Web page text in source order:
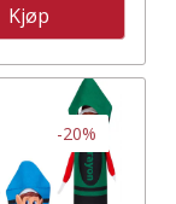
Kjøp
-20%